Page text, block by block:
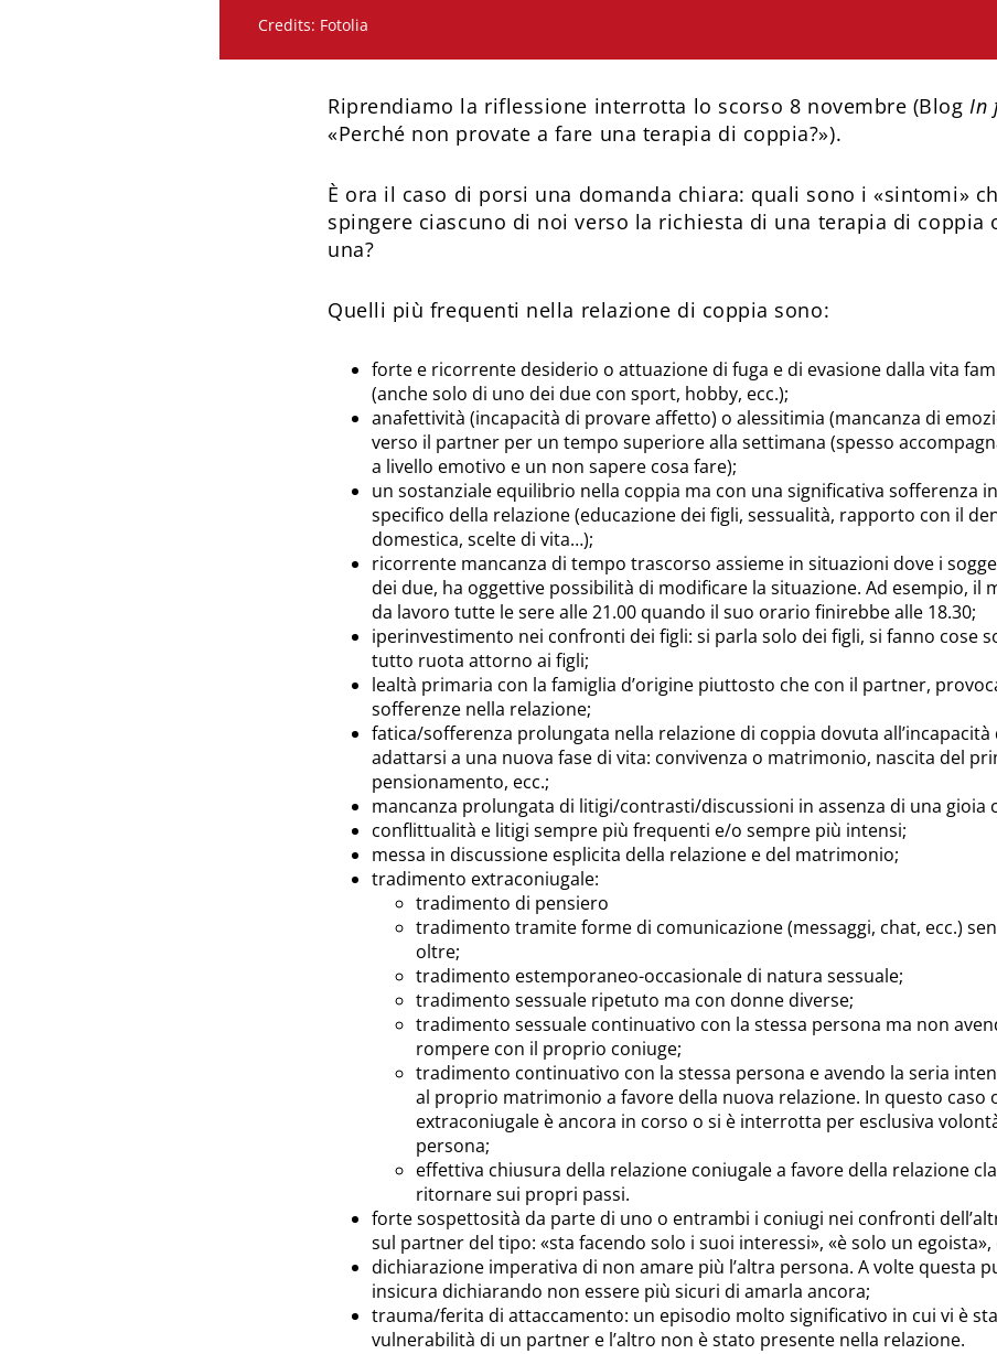
Credits: Fotolia
Riprendiamo la riflessione interrotta lo scorso 8 novembre (BlogIn
«Perché non provate a fare una terapia di coppia?»).
È ora il caso di porsi una domanda chiara: quali sono i «sintomi»
spingere ciascuno di noi verso la richiesta di una terapia di coppia
una?
Quelli più frequenti nella relazione di coppia sono:
forte e ricorrente desiderio o attuazione di fuga e di evasione dalla vita
(anche solo di uno dei due con sport, hobby, ecc.);
anafettività (incapacità di provare affetto) o alessitimia (mancanza di
verso il partner per un tempo superiore alla settimana (spesso
a livello emotivo e un non sapere cosa fare);
un sostanziale equilibrio nella coppia ma con una significativa sofferenza
specifico della relazione (educazione dei figli, sessualità, rapporto con il
domestica, scelte di vita…);
ricorrente mancanza di tempo trascorso assieme in situazioni dove i
dei due, ha oggettive possibilità di modificare la situazione. Ad esempio, il
da lavoro tutte le sere alle 21.00 quando il suo orario finirebbe alle 18.30;
iperinvestimento nei confronti dei figli: si parla solo dei figli, si fanno cose
tutto ruota attorno ai figli;
lealtà primaria con la famiglia d’origine piuttosto che con il partner,
sofferenze nella relazione;
fatica/sofferenza prolungata nella relazione di coppia dovuta all’incapacità
adattarsi a una nuova fase di vita: convivenza o matrimonio, nascita del
pensionamento, ecc.;
mancanza prolungata di litigi/contrasti/discussioni in assenza di una gioia
conflittualità e litigi sempre più frequenti e/o sempre più intensi;
messa in discussione esplicita della relazione e del matrimonio;
tradimento extraconiugale:
tradimento di pensiero
tradimento tramite forme di comunicazione (messaggi, chat, ecc.)
oltre;
tradimento estemporaneo-occasionale di natura sessuale;
tradimento sessuale ripetuto ma con donne diverse;
tradimento sessuale continuativo con la stessa persona ma non
rompere con il proprio coniuge;
tradimento continuativo con la stessa persona e avendo la seria
al proprio matrimonio a favore della nuova relazione. In questo caso
extraconiugale è ancora in corso o si è interrotta per esclusiva
persona;
effettiva chiusura della relazione coniugale a favore della relazione
ritornare sui propri passi.
forte sospettosità da parte di uno o entrambi i coniugi nei confronti
sul partner del tipo: «sta facendo solo i suoi interessi», «è solo un egoista»,
dichiarazione imperativa di non amare più l’altra persona. A volte questa
insicura dichiarando non essere più sicuri di amarla ancora;
trauma/ferita di attaccamento: un episodio molto significativo in cui vi è
vulnerabilità di un partner e l’altro non è stato presente nella relazione.